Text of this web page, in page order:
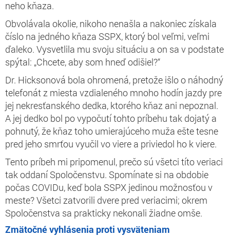
neho kňaza.
Obvolávala okolie, nikoho nenašla a nakoniec získala
číslo na jedného kňaza SSPX, ktorý bol veľmi, veľmi
ďaleko. Vysvetlila mu svoju situáciu a on sa v podstate
spýtal: „Chcete, aby som hneď odišiel?“
Dr. Hicksonová bola ohromená, pretože išlo o náhodný
telefonát z miesta vzdialeného mnoho hodín jazdy pre
jej nekresťanského dedka, ktorého kňaz ani nepoznal.
A jej dedko bol po vypočutí tohto príbehu tak dojatý a
pohnutý, že kňaz toho umierajúceho muža ešte tesne
pred jeho smrťou vyučil vo viere a priviedol ho k viere.
Tento príbeh mi pripomenul, prečo sú všetci títo veriaci
tak oddaní Spoločenstvu. Spomínate si na obdobie
počas COVIDu, keď bola SSPX jedinou možnosťou v
meste? Všetci zatvorili dvere pred veriacimi; okrem
Spoločenstva sa prakticky nekonali žiadne omše.
Zmätočné vyhlásenia proti vysväteniam